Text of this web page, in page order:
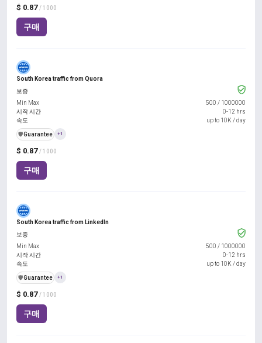
$ 0.87 / 1000
구매
South Korea traffic from Quora
$ 0.87 / 1000
구매
보증
Min Max
500 / 1000000
시작 시간
0-12 hrs
속도
up to 10K / day
️🛡️Guarantee +1
South Korea traffic from LinkedIn
$ 0.87 / 1000
구매
보증
Min Max
500 / 1000000
시작 시간
0-12 hrs
속도
up to 10K / day
️🛡️Guarantee +1